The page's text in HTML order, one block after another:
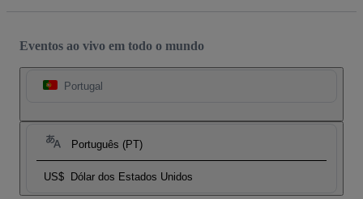
Eventos ao vivo em todo o mundo
Portugal
Português (PT)
US$ Dólar dos Estados Unidos